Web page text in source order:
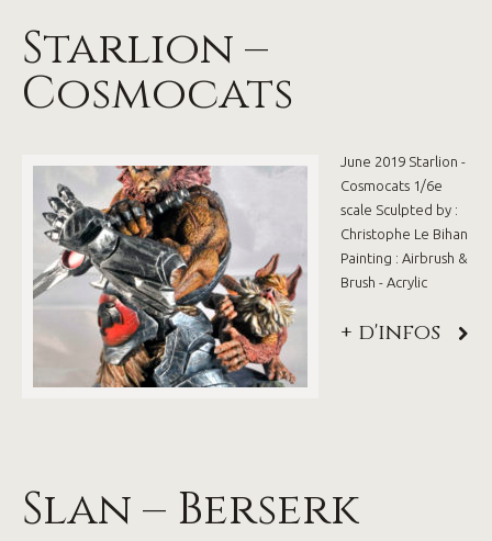
Starlion –
Cosmocats
June 2019 Starlion -
Cosmocats 1/6e
scale Sculpted by :
Christophe Le Bihan
Painting : Airbrush &
Brush - Acrylic
+ d'infos
Slan – Berserk